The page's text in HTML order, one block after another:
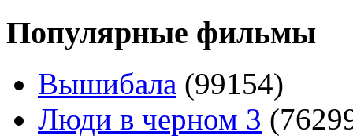
Популярные фильмы
Вышибала (99154)
Люди в черном 3